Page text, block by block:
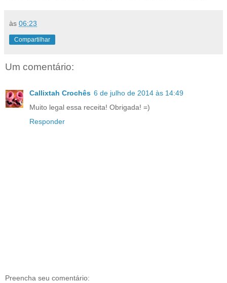
às 06:23
Compartilhar
Um comentário:
Callixtah Crochês 6 de julho de 2014 às 14:49
Muito legal essa receita! Obrigada! =)
Responder
Preencha seu comentário: